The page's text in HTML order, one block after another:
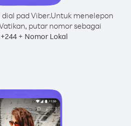
pad Viber.Untuk menelepon
putar nomor sebagai
+244 + Nomor Lokal